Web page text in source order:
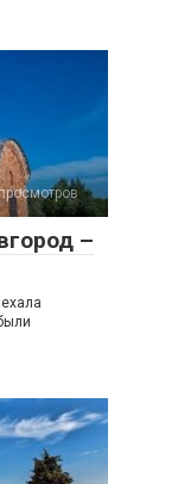
–